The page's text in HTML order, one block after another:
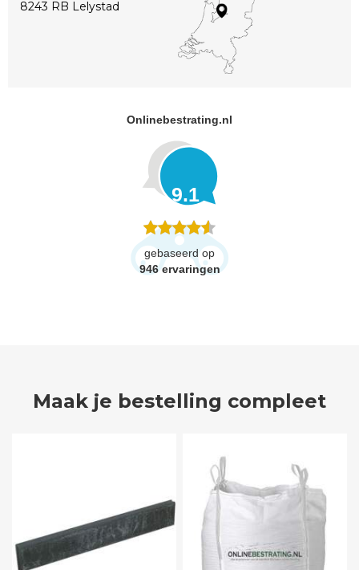
8243 RB Lelystad
Onlinebestrating.nl
9.1
gebaseerd op
946 ervaringen
Maak je bestelling compleet